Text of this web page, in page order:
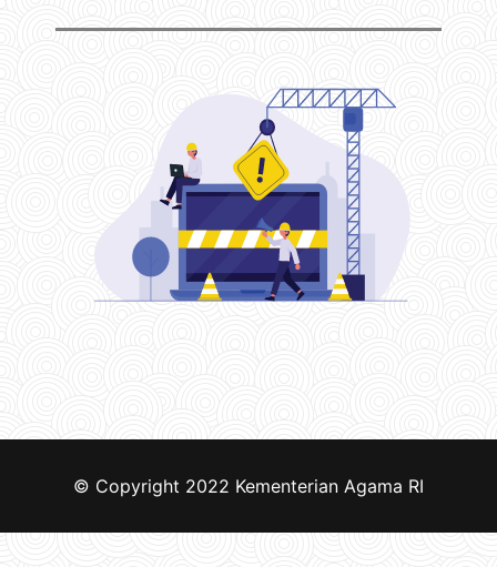
© Copyright 2022 Kementerian Agama RI